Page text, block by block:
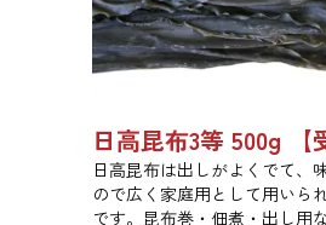
日高昆布は出しがよくでて、
ので広く家庭用として用いら
です。昆布巻・佃煮・出し用